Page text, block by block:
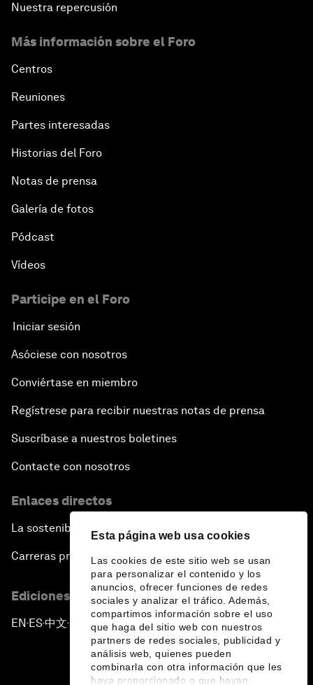
Esta página web usa cookies
Las cookies de este sitio web se usan
para personalizar el contenido y los
anuncios, ofrecer funciones de redes
sociales y analizar el tráfico. Además,
compartimos información sobre el uso
que haga del sitio web con nuestros
partners de redes sociales, publicidad y
análisis web, quienes pueden
combinarla con otra información que les
haya proporcionado o que hayan
Nuestra repercusión
Más información sobre el Foro
Centros
Reuniones
Partes interesadas
Historias del Foro
Notas de prensa
Galería de fotos
Pódcast
Vídeos
Participe en el Foro
Iniciar sesión
Asóciese con nosotros
Conviértase en miembro
Regístrese para recibir nuestras notas de prensa
Suscríbase a nuestros boletines
Contacte con nosotros
Enlaces directos
La sostenibilidad en el Foro
Carreras profesionales
Ediciones en otros idiomas
EN ▪ES▪中文▪ 日本語